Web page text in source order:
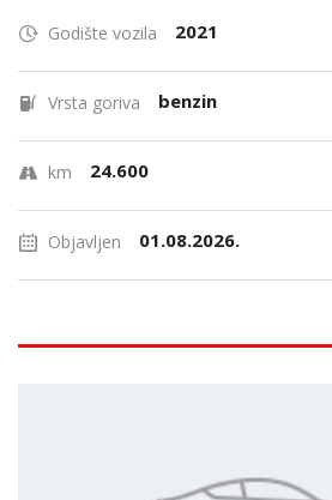
Godište vozila 2021
Vrsta goriva benzin
km 24.600
Objavljen 01.08.2026.